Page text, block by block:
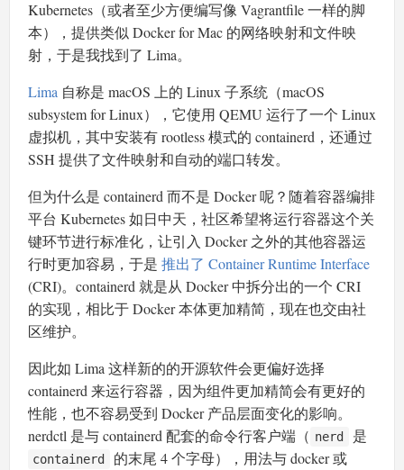
Kubernetes（或者至少方便编写像 Vagrantfile 一样的脚
本），提供类似 Docker for Mac 的网络映射和文件映
射，于是我找到了 Lima。
Lima 自称是 macOS 上的 Linux 子系统（macOS
subsystem for Linux），它使用 QEMU 运行了一个 Linux
虚拟机，其中安装有 rootless 模式的 containerd，还通过
SSH 提供了文件映射和自动的端口转发。
但为什么是 containerd 而不是 Docker 呢？随着容器编排
平台 Kubernetes 如日中天，社区希望将运行容器这个关
键环节进行标准化，让引入 Docker 之外的其他容器运
行时更加容易，于是 推出了 Container Runtime Interface
(CRI)。containerd 就是从 Docker 中拆分出的一个 CRI
的实现，相比于 Docker 本体更加精简，现在也交由社
区维护。
因此如 Lima 这样新的的开源软件会更偏好选择
containerd 来运行容器，因为组件更加精简会有更好的
性能，也不容易受到 Docker 产品层面变化的影响。
nerdctl 是与 containerd 配套的命令行客户端（ nerd 是
containerd
的末尾 4 个字母），用法与 docker 或